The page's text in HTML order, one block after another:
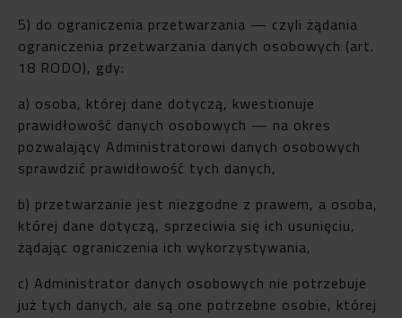
5) do ograniczenia przetwarzania — czyli żądania
ograniczenia przetwarzania danych osobowych (art.
18 RODO), gdy:
a) osoba, której dane dotyczą, kwestionuje
prawidłowość danych osobowych — na okres
pozwalający Administratorowi danych osobowych
sprawdzić prawidłowość tych danych,
b) przetwarzanie jest niezgodne z prawem, a osoba,
której dane dotyczą, sprzeciwia się ich usunięciu,
żądając ograniczenia ich wykorzystywania,
c) Administrator danych osobowych nie potrzebuje
już tych danych, ale są one potrzebne osobie, której